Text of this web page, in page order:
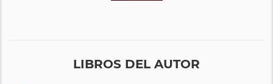
LIBROS DEL AUTOR